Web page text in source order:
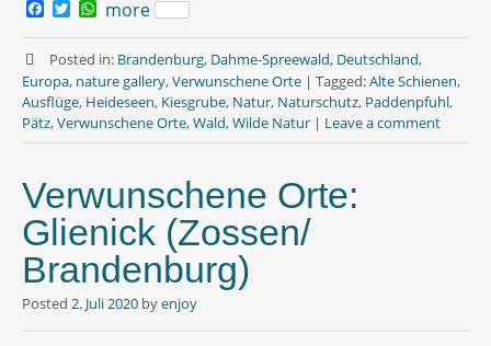
c
e
b
o
o
k
T
i
t
t
e
r
W
a
t
s
A
p
p
more
Posted in: Brandenburg, Dahme-Spreewald, Deutschland,
Europa, nature gallery,Verwunschene Orte | Tagged:Alte Schienen,
Ausflüge, Heideseen, Kiesgrube, Natur, Naturschutz, Paddenpfuhl,
Pätz,Verwunschene Orte,Wald,Wilde Natur | Leave a comment
Verwunschene Orte:
Glienick (Zossen/
Brandenburg)
Posted 2. Juli 2020 byenjoy